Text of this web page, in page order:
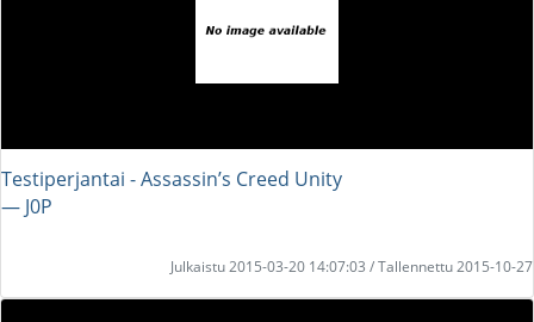
Testiperjantai - Assassin’s Creed Unity
― J0P
Julkaistu 2015-03-20 14:07:03 / Tallennettu 2015-10-27